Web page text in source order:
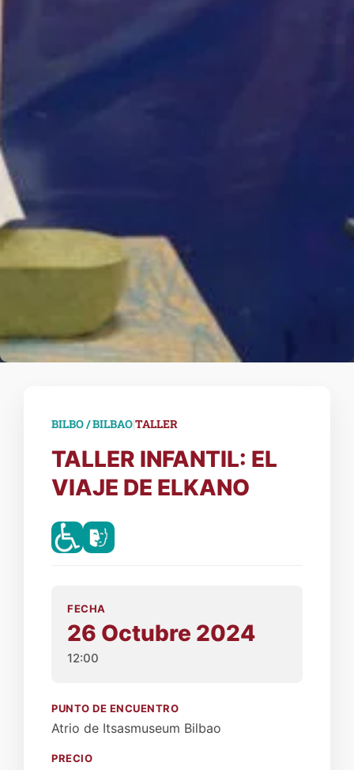
BILBO / BILBAO|TALLER
TALLER INFANTIL: EL
VIAJE DE ELKANO
FECHA
26 Octubre 2024
12:00
PUNTO DE ENCUENTRO
Atrio de Itsasmuseum Bilbao
PRECIO